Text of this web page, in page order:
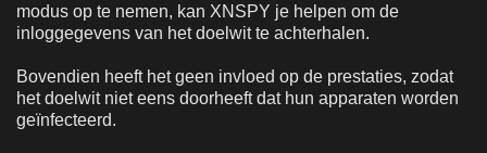
modus op te nemen, kan XNSPY je helpen om de
inloggegevens van het doelwit te achterhalen.
Bovendien heeft het geen invloed op de prestaties, zodat
het doelwit niet eens doorheeft dat hun apparaten worden
geïnfecteerd.